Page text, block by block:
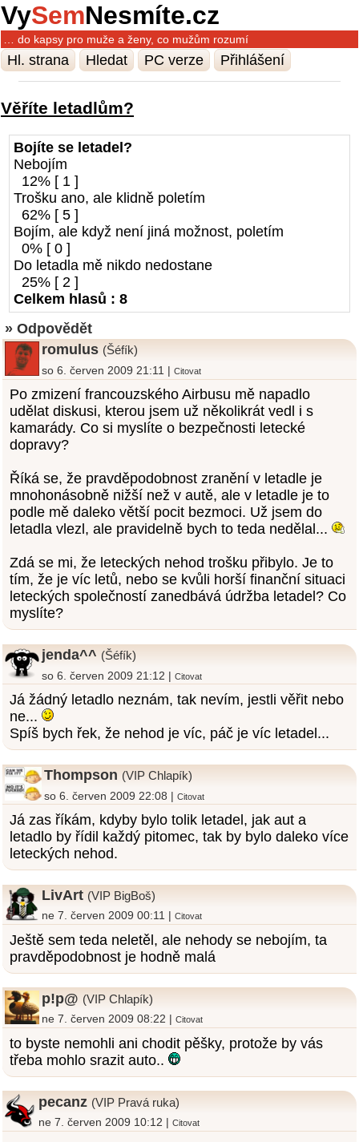
VySemNesmíte.cz
… do kapsy pro muže a ženy, co mužům rozumí
Hl. strana Hledat PC verze Přihlášení
Věříte letadlům?
Bojíte se letadel?
Nebojím
12% [ 1 ]
Trošku ano, ale klidně poletím
62% [ 5 ]
Bojím, ale když není jiná možnost, poletím
0% [ 0 ]
Do letadla mě nikdo nedostane
25% [ 2 ]
Celkem hlasů : 8
» Odpovědět
romulus (Šéfík)
so 6. červen 2009 21:11 |Citovat
Po zmizení francouzského Airbusu mě napadlo
udělat diskusi, kterou jsem už několikrát vedl i s
kamarády. Co si myslíte o bezpečnosti letecké
dopravy?
Říká se, že pravděpodobnost zranění v letadle je
mnohonásobně nižší než v autě, ale v letadle je to
podle mě daleko větší pocit bezmoci. Už jsem do
letadla vlezl, ale pravidelně bych to teda nedělal...
Zdá se mi, že leteckých nehod trošku přibylo. Je to
tím, že je víc letů, nebo se kvůli horší finanční situaci
leteckých společností zanedbává údržba letadel? Co
myslíte?
jenda^^ (Šéfík)
so 6. červen 2009 21:12 |Citovat
Já žádný letadlo neznám, tak nevím, jestli věřit nebo
ne...
Spíš bych řek, že nehod je víc, páč je víc letadel...
Thompson (VIP Chlapík)
so 6. červen 2009 22:08 |Citovat
Já zas říkám, kdyby bylo tolik letadel, jak aut a
letadlo by řídil každý pitomec, tak by bylo daleko více
leteckých nehod.
LivArt (VIP BigBoš)
ne 7. červen 2009 00:11 |Citovat
Ještě sem teda neletěl, ale nehody se nebojím, ta
pravděpodobnost je hodně malá
p!p@ (VIP Chlapík)
ne 7. červen 2009 08:22 |Citovat
to byste nemohli ani chodit pěšky, protože by vás
třeba mohlo srazit auto..
pecanz (VIP Pravá ruka)
ne 7. červen 2009 10:12 | Citovat